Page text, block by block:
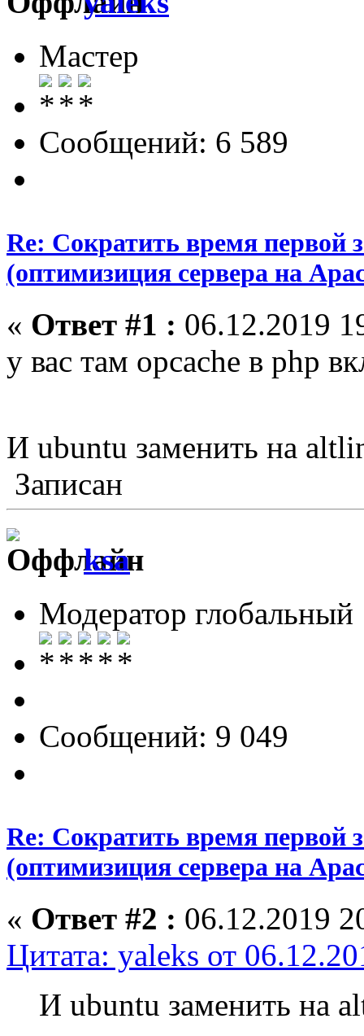
Мастер
Сообщений: 6 589
Re: Сократить время первой
(оптимизиция сервера на
« Ответ #1 : 06.12.2019
у вас там opcache в php
И ubuntu заменить на
Записан
ksa
Модератор глобальный
Сообщений: 9 049
Re: Сократить время первой
(оптимизиция сервера на
« Ответ #2 : 06.12.2019
Цитата: yaleks от
И ubuntu заменить на